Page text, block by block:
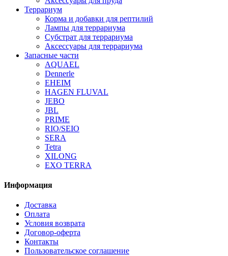
Террариум
Корма и добавки для рептилий
Лампы для террариума
Субстрат для террариума
Аксессуары для террариума
Запасные части
AQUAEL
Dennerle
EHEIM
HAGEN FLUVAL
JEBO
JBL
PRIME
RIO/SEIO
SERA
Tetra
XILONG
EXO TERRA
Информация
Доставка
Оплата
Условия возврата
Договор-оферта
Контакты
Пользовательское соглашение